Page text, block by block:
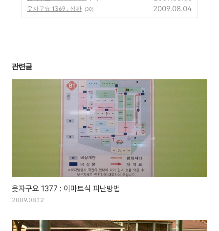
웃자구요 1369 : 심판 (30) 2009.08.04
관련글
웃자구요 1377 : 이마트식 피난방법
2009.08.12